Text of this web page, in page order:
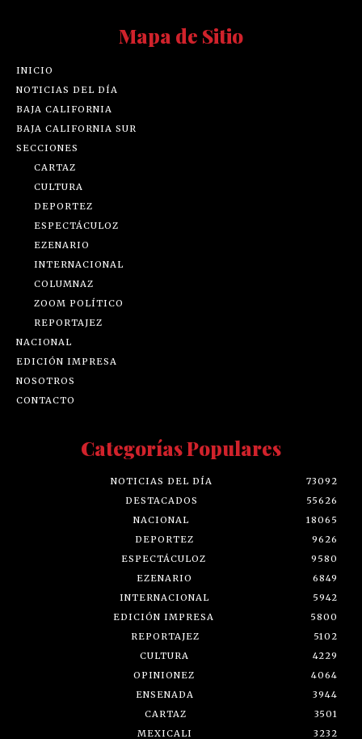
Mapa de Sitio
INICIO
NOTICIAS DEL DÍA
BAJA CALIFORNIA
BAJA CALIFORNIA SUR
SECCIONES
CARTAZ
CULTURA
DEPORTEZ
ESPECTÁCULOZ
EZENARIO
INTERNACIONAL
COLUMNAZ
ZOOM POLÍTICO
REPORTAJEZ
NACIONAL
EDICIÓN IMPRESA
NOSOTROS
CONTACTO
Categorías Populares
NOTICIAS DEL DÍA
73092
DESTACADOS
55626
NACIONAL
18065
DEPORTEZ
9626
ESPECTÁCULOZ
9580
EZENARIO
6849
INTERNACIONAL
5942
EDICIÓN IMPRESA
5800
REPORTAJEZ
5102
CULTURA
4229
OPINIONEZ
4064
ENSENADA
3944
CARTAZ
3501
MEXICALI
3232